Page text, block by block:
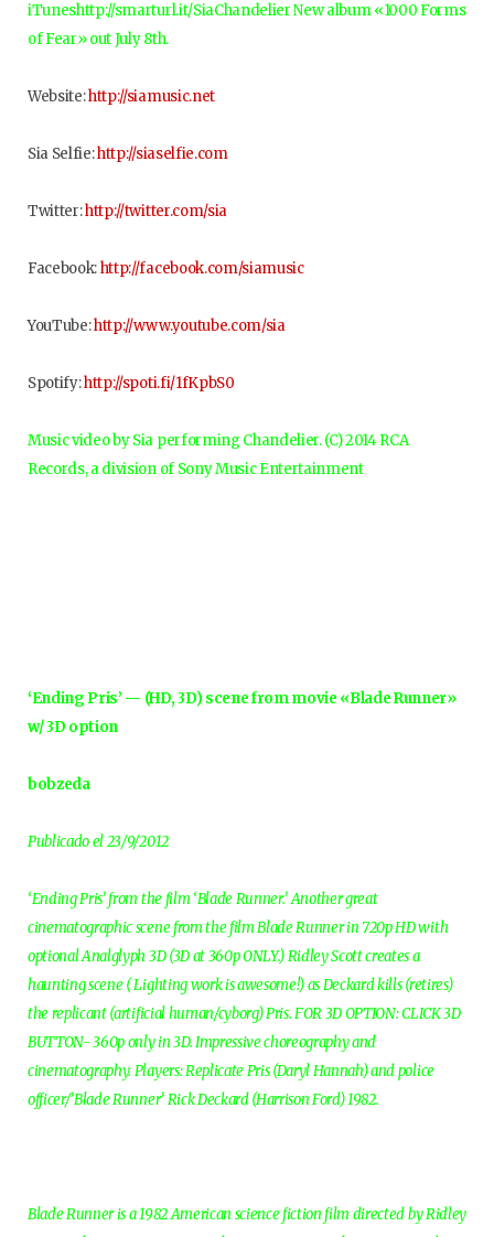
iTuneshttp://smarturl.it/SiaChandelier New album «1000 Forms
of Fear» out July 8th.
Website:http://siamusic.net
Sia Selfie:http://siaselfie.com
Twitter:http://twitter.com/sia
Facebook:http://facebook.com/siamusic
YouTube:http://www.youtube.com/sia
Spotify:http://spoti.fi/1fKpbS0
Music video by Sia performing Chandelier. (C) 2014 RCA
Records, a division of Sony Music Entertainment
‘Ending Pris’ — (HD, 3D) scene from movie «Blade Runner»
w/ 3D option
bobzeda
Publicado el 23/9/2012
‘Ending Pris’ from the film ‘Blade Runner.’ Another great
cinematographic scene from the film Blade Runner in 720p HD with
optional Analglyph 3D (3D at 360p ONLY.) Ridley Scott creates a
haunting scene ( Lighting work is awesome!) as Deckard kills (retires)
the replicant (artificial human/cyborg) Pris. FOR 3D OPTION: CLICK 3D
BUTTON- 360p only in 3D. Impressive choreography and
cinematography. Players: Replicate Pris (Daryl Hannah) and police
officer/’Blade Runner’ Rick Deckard (Harrison Ford) 1982.
Blade Runner is a 1982 American science fiction film directed by Ridley